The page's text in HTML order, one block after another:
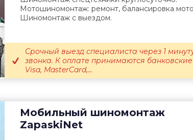
Мотошиномонтаж: ремонт, балансировка
Шиномонтаж с выездом.
Срочный выезд специалиста через 1
звонка. К оплате принимаются
Visa, MasterCard,...
Мобильный шиномонтаж
ZapaskiNet